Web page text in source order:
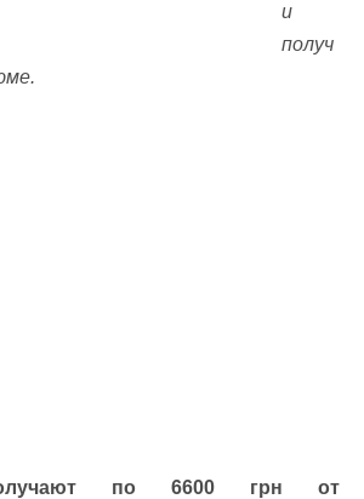
и
получ
по 6600 грн от